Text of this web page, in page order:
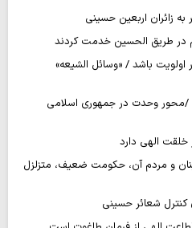
باشد / «وسائل الشیعه»
/محور وحدت در جمهوری اسلامی
خلقت الهی دارد
و مردم آن، حکومت ضعیف، متزلزل
کنترل شعائر حسینی